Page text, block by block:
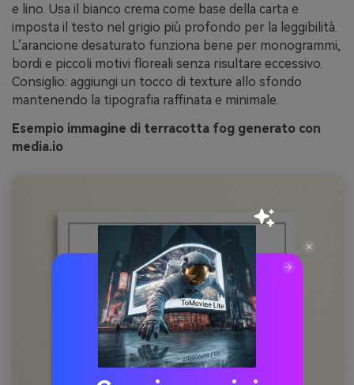
e lino. Usa il bianco crema come base della carta e
imposta il testo nel grigio più profondo per la leggibilità.
L’arancione desaturato funziona bene per monogrammi,
bordi e piccoli motivi floreali senza risultare eccessivo.
Consiglio: aggiungi un tocco di texture allo sfondo
mantenendo la tipografia raffinata e minimale.
Esempio immagine di terracotta fog generato con
media.io